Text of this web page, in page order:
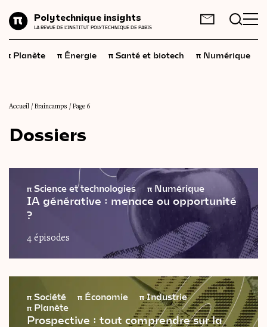
Polytechnique insights
LA REVUE DE L'INSTITUT POLYTECHNIQUE DE PARIS
Énergie
Santé
et biotech
Espace
Économie
Science et technologies
Société
Géopolitique
Neurosciences
magazine
Vidéos & Podcast
FR EN
π Planète π Énergie π Santé et biotech π Numérique
Accueil / Braincamps / Page 6
Dossiers
π Science et technologies π Numérique
IA générative : menace ou opportunité
?
4 épisodes
π Société π Économie πIndustrie
π Planète
Prospective : tout comprendre sur la